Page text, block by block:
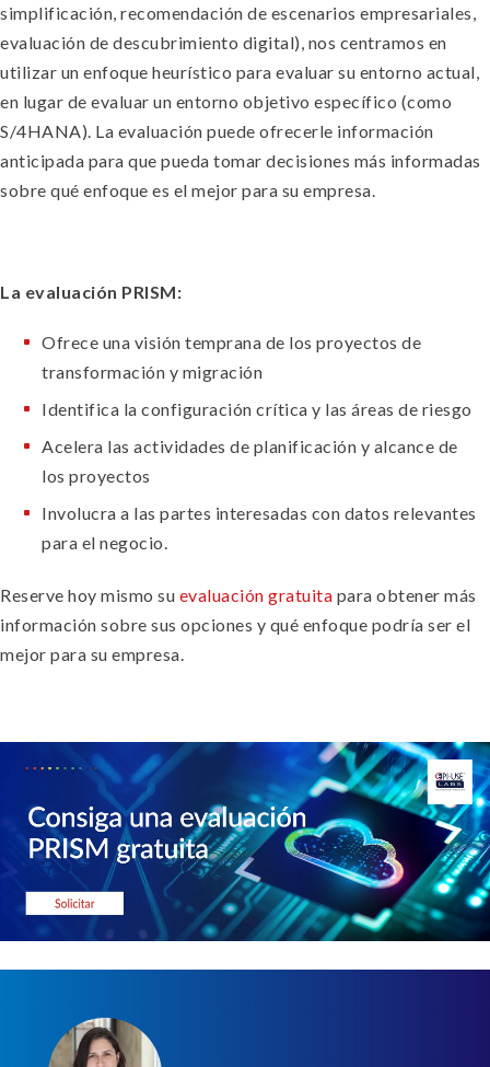
simplificación, recomendación de escenarios empresariales,
evaluación de descubrimiento digital), nos centramos en
utilizar un enfoque heurístico para evaluar su entorno actual,
en lugar de evaluar un entorno objetivo específico (como
S/4HANA). La evaluación puede ofrecerle información
anticipada para que pueda tomar decisiones más informadas
sobre qué enfoque es el mejor para su empresa.
La evaluación PRISM:
Ofrece una visión temprana de los proyectos de
transformación y migración
Identifica la configuración crítica y las áreas de riesgo
Acelera las actividades de planificación y alcance de
los proyectos
Involucra a las partes interesadas con datos relevantes
para el negocio.
Reserve hoy mismo su evaluación gratuita para obtener más
información sobre sus opciones y qué enfoque podría ser el
mejor para su empresa.